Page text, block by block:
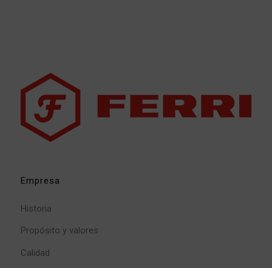
Empresa
Historia
Propósito y valores
Calidad